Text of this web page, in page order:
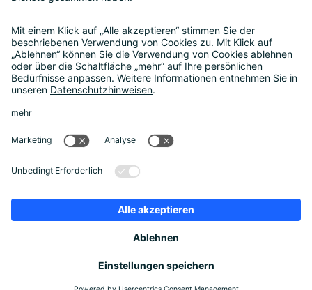
Kontakt
Rechtliches
Cookie-Einstellungen
Impressum
AGB